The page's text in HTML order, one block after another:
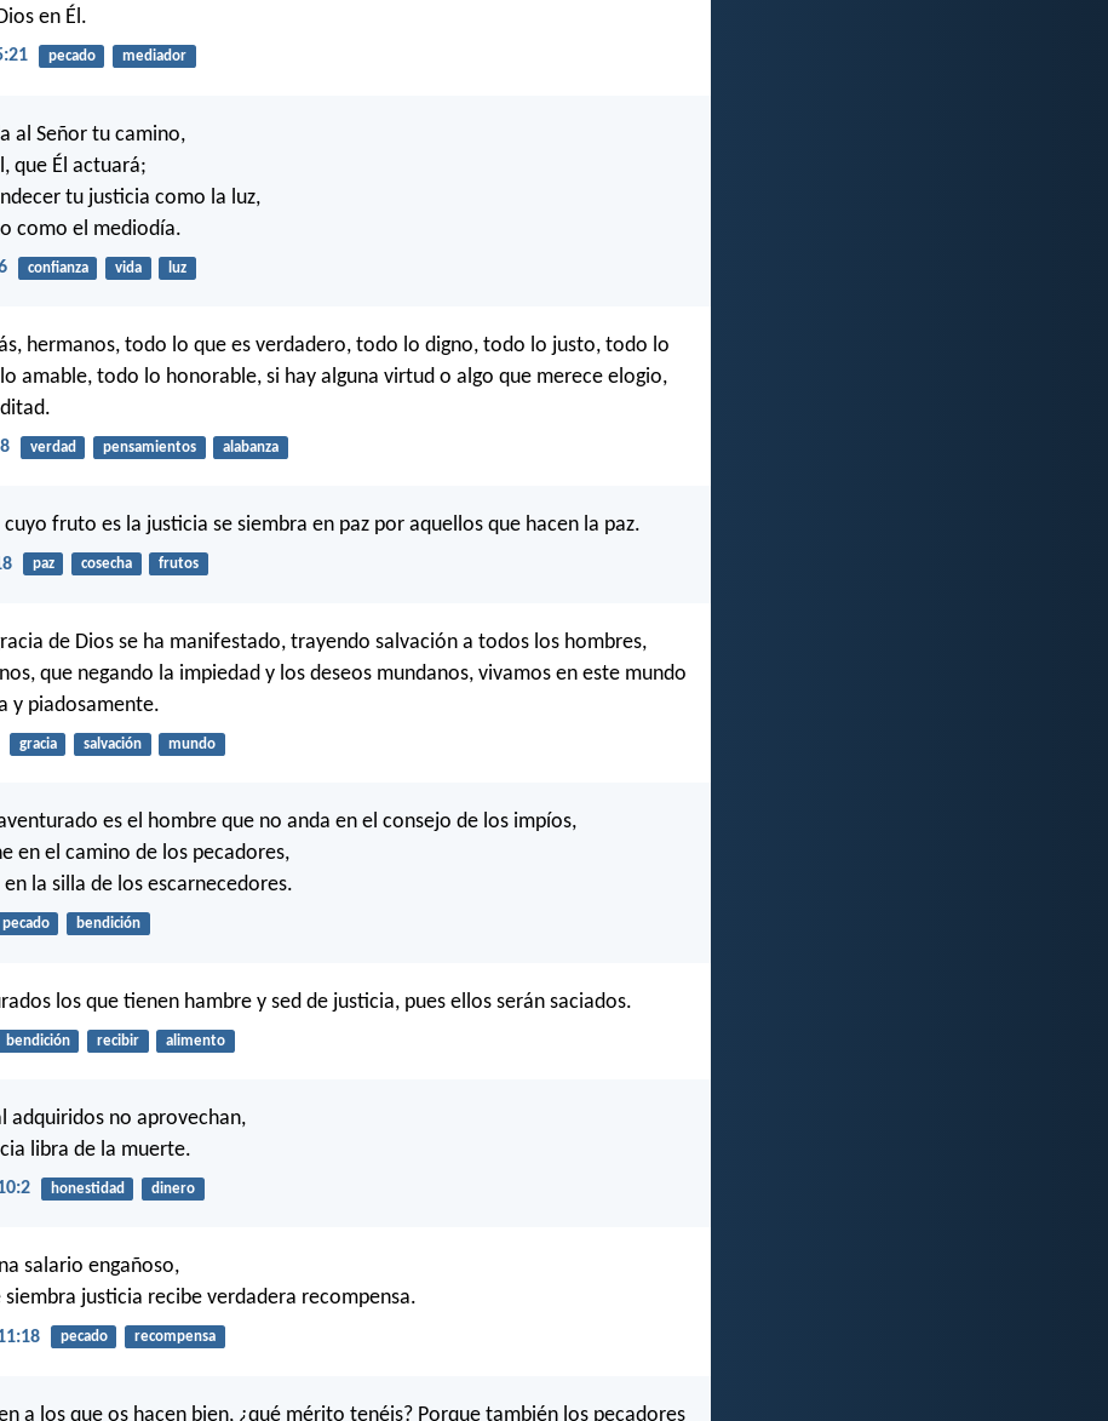
en Él.
pecado mediador
al Señor tu camino,
que Él actuará;
tu justicia como la luz,
como el mediodía.
confianza vida luz
hermanos, todo lo que es verdadero, todo lo digno, todo lo justo, todo lo
amable, todo lo honorable, si hay alguna virtud o algo que merece elogio,
verdad pensamientos alabanza
cuyo fruto es la justicia se siembra en paz por aquellos que hacen la paz.
paz cosecha frutos
de Dios se ha manifestado, trayendo salvación a todos los hombres,
que negando la impiedad y los deseos mundanos, vivamos en este mundo
y piadosamente.
gracia salvación mundo
es el hombre que no anda en el consejo de los impíos,
en el camino de los pecadores,
en la silla de los escarnecedores.
pecado bendición
los que tienen hambre y sed de justicia, pues ellos serán saciados.
bendición recibir alimento
adquiridos no aprovechan,
libra de la muerte.
honestidad dinero
salario engañoso,
siembra justicia recibe verdadera recompensa.
pecado recompensa
a los que os hacen bien, ¿qué mérito tenéis? Porque también los pecadores